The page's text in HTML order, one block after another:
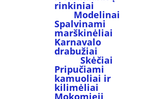
rinkiniai
Modelinai
Spalvinami
marškinėliai
Karnavalo
drabužiai
Skėčiai
Pripučiami
kamuoliai ir
kilimėliai
Mokomieji